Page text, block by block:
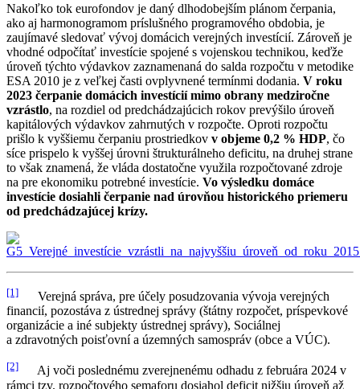
Nakoľko tok eurofondov je daný dlhodobejším plánom čerpania,
ako aj harmonogramom príslušného programového obdobia, je
zaujímavé sledovať vývoj domácich verejných investícií. Zároveň je
vhodné odpočítať investície spojené s vojenskou technikou, keďže
úroveň týchto výdavkov zaznamenaná do salda rozpočtu v metodike
ESA 2010 je z veľkej časti ovplyvnené termínmi dodania. V roku
2023 čerpanie domácich investícií mimo obrany medziročne
vzrástlo, na rozdiel od predchádzajúcich rokov prevýšilo úroveň
kapitálových výdavkov zahrnutých v rozpočte. Oproti rozpočtu
prišlo k vyššiemu čerpaniu prostriedkov v objeme 0,2 % HDP, čo
síce prispelo k vyššej úrovni štrukturálneho deficitu, na druhej strane
to však znamená, že vláda dostatočne využila rozpočtované zdroje
na pre ekonomiku potrebné investície. Vo výsledku domáce
investície dosiahli čerpanie nad úrovňou historického priemeru
od predchádzajúcej krízy.
[1] Verejná správa, pre účely posudzovania vývoja verejných
financií, pozostáva z ústrednej správy (štátny rozpočet, príspevkové
organizácie a iné subjekty ústrednej správy), Sociálnej
a zdravotných poisťovní a územných samospráv (obce a VÚC).
[2] Aj voči poslednému zverejnenému odhadu z februára 2024 v
rámci tzv. rozpočtového semaforu dosiahol deficit nižšiu úroveň až